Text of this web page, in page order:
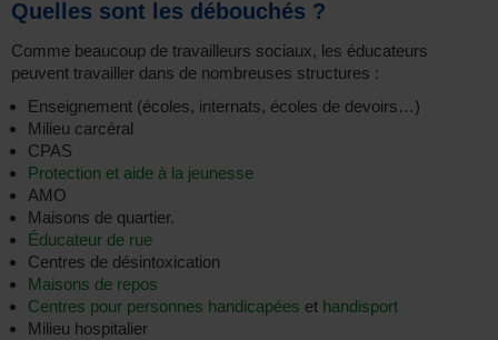
Quelles sont les débouchés ?
Comme beaucoup de travailleurs sociaux, les éducateurs
peuvent travailler dans de nombreuses structures :
Enseignement (écoles, internats, écoles de devoirs…)
Milieu carcéral
CPAS
Protection et aide à la jeunesse
AMO
Maisons de quartier.
Éducateur de rue
Centres de désintoxication
Maisons de repos
Centres pour personnes handicapées et handisport
Milieu hospitalier